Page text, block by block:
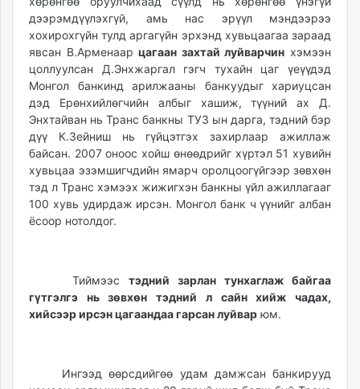
дээрэмдүүлэхгүй, амь нас эрүүл мэндээрээ
хохирохгүйн тулд аргагүйн эрхэнд хувьцаагаа зараад
явсан В.Арменаар цагаан захтай луйварчин хэмээн
цоллуулсан Д.Энхжаргал гэгч тухайн цаг үеүүдэд
Монгол банкинд арилжааны банкуудыг хариуцсан
дэд Ерөнхийлөгчийн албыг хашиж, түүний ах Д.
Энхтайван нь Транс банкны ТУЗ ын дарга, тэдний бэр
дүү К.Зейниш нь гүйцэтгэх захирлаар ажиллаж
байсан. 2007 оноос хойш өнөөдрийг хүртэл 51 хувийн
хувьцаа эзэмшигчдийн ямарч оролцоогүйгээр зөвхөн
тэд л Транс хэмээх жижигхэн банкны үйл ажиллагааг
100 хувь удирдаж ирсэн. Монгол банк ч үүнийг албан
ёсоор нотолдог.
Тиймээс тэдний зарлан тунхаглаж байгаа
гүтгэлгэ нь зөвхөн тэдний л сайн хийж чадах,
хийсээр ирсэн цагаандаа гарсан луйвар юм.
Ингээд өөрсдийгөө удам дамжсан банкирууд